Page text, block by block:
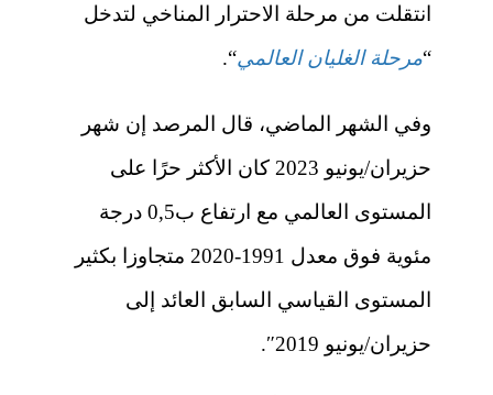
انتقلت من مرحلة الاحترار المناخي لتدخل
“مرحلة الغليان العالمي“.
وفي الشهر الماضي، قال المرصد إن شهر
حزيران/يونيو 2023 كان الأكثر حرًا على
المستوى العالمي مع ارتفاع ب0,5 درجة
مئوية فوق معدل 1991-2020 متجاوزا بكثير
المستوى القياسي السابق العائد إلى
حزيران/يونيو 2019″.